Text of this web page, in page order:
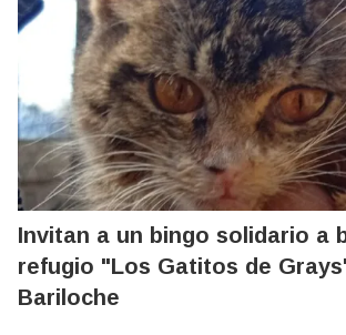
Invitan a un bingo solidario a
refugio "Los Gatitos de
Bariloche